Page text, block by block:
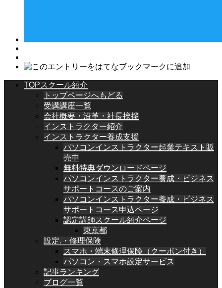
TOPスクール紹介
トップページへもどる
受講講座一覧
会社概要・沿革・社長挨拶
インストラクター紹介
インストラクター養成支援
パソコンインストラクター起業テキスト販
売中
無料特典ダウンロードページ
パソコンインストラクター養成・ビジネス
サポートコースのご案内
パソコンインストラクター養成・ビジネス
サポートコース申込ページ
認定講師スクール紹介ページ
東京都
設定.・修理保険
スマホ・端末修理保険（クーポン付き）
パソコン・スマホ設定サービス
記事ランキング
ブログ一覧